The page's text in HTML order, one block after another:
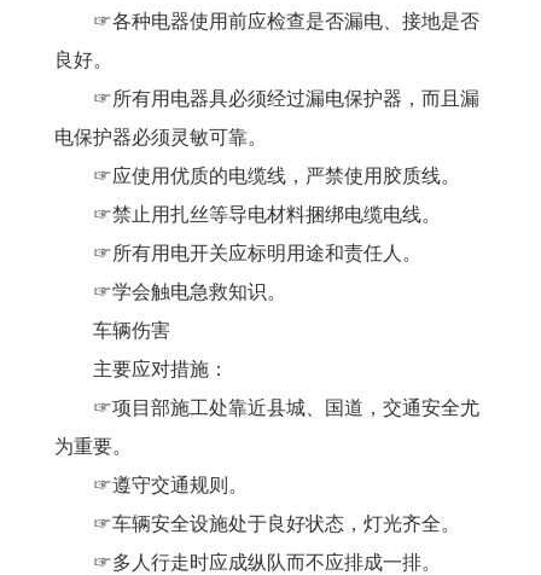
☞各种电器使用前应检查是否漏电、接地是否
良好。
☞所有用电器具必须经过漏电保护器，而且漏
电保护器必须灵敏可靠。
☞应使用优质的电缆线，严禁使用胶质线。
☞禁止用扎丝等导电材料捆绑电缆电线。
☞所有用电开关应标明用途和责任人。
☞学会触电急救知识。
车辆伤害
主要应对措施：
☞项目部施工处靠近县城、国道，交通安全尤
为重要。
☞遵守交通规则。
☞车辆安全设施处于良好状态，灯光齐全。
☞多人行走时应成纵队而不应排成一排。